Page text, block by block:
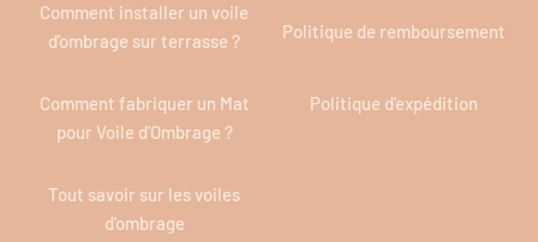
Comment installer un voile
d'ombrage sur terrasse ?
Comment fabriquer un Mat
pour Voile d'Ombrage ?
Tout savoir sur les voiles
d'ombrage
Politique de remboursement
Politique d'expédition